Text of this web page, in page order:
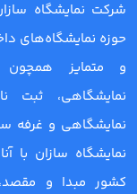
حوزه نمایشگاه‌های
و متمایز همچون
نمایشگاهی، ثبت
نمایشگاهی و غرفه
نمایشگاه سازان با
کشور مبدا و